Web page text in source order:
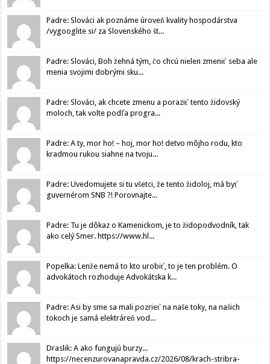
Padre: Slováci ak poznáme úroveň kvality hospodárstva
/vygooglite si/ za Slovenského št...
Padre: Slováci, Boh žehná tým, čo chcú nielen zmeniť seba ale
menia svojimi dobrými sku...
Padre: Slováci, ak chcete zmenu a poraziť tento židovský
moloch, tak volte podľa progra...
Padre: A ty, mor ho! – hoj, mor ho! detvo môjho rodu, kto
kradmou rukou siahne na tvoju...
Padre: Uvedomujete si tu všetci, že tento židoloj, má byť
guvernérom SNB ?! Porovnajte...
Padre: Tu je dôkaz o Kamenickom, je to židopodvodník, tak
ako celý Smer. https://www.hl...
Popelka: Lenže nemá to kto urobiť, to je ten problém. O
advokátoch rozhoduje Advokátska k...
Padre: Asi by sme sa mali pozrieť na naše toky, na našich
tokoch je samá elektráreň vod...
Draslik: A ako fungujú burzy...
https://necenzurovanapravda.cz/2026/08/krach-stribra-